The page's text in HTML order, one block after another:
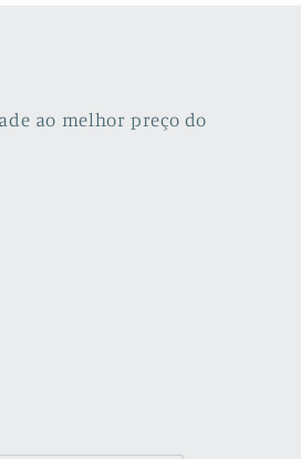
ao melhor preço do